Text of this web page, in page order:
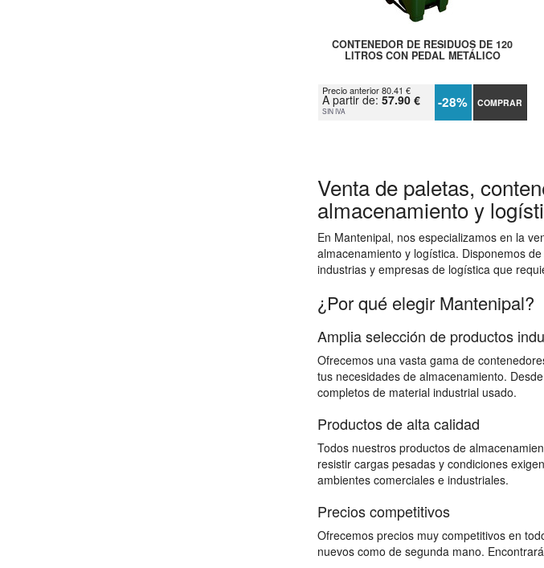
CONTENEDOR DE RESIDUOS DE 120
LITROS CON PEDAL METÁLICO
Precio anterior 80.41 €
A partir de: 57.90 €
SIN IVA -28% COMPRAR
Venta de paletas,
almacenamiento y
En Mantenipal, nos especializamos en la
almacenamiento y logística. Disponemos
industrias y empresas de logística que
¿Por qué elegir Mantenipal?
Amplia selección de productos
Ofrecemos una vasta gama de
tus necesidades de almacenamiento.
completos de material industrial usado.
Productos de alta calidad
Todos nuestros productos de
resistir cargas pesadas y condiciones
ambientes comerciales e industriales.
Precios competitivos
Ofrecemos precios muy competitivos en
nuevos como de segunda mano.